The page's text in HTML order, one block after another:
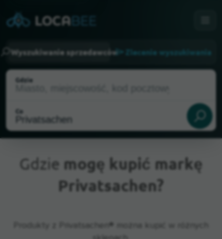
Wyszukiwanie sprzedawców Zlecenie wyszukiwania
Gdzie
Co
Aktualna lokalizacja
Gdzie mogę kupić markę
Privatsachen?
Produkty z Privatsachen® można kupić w różnych